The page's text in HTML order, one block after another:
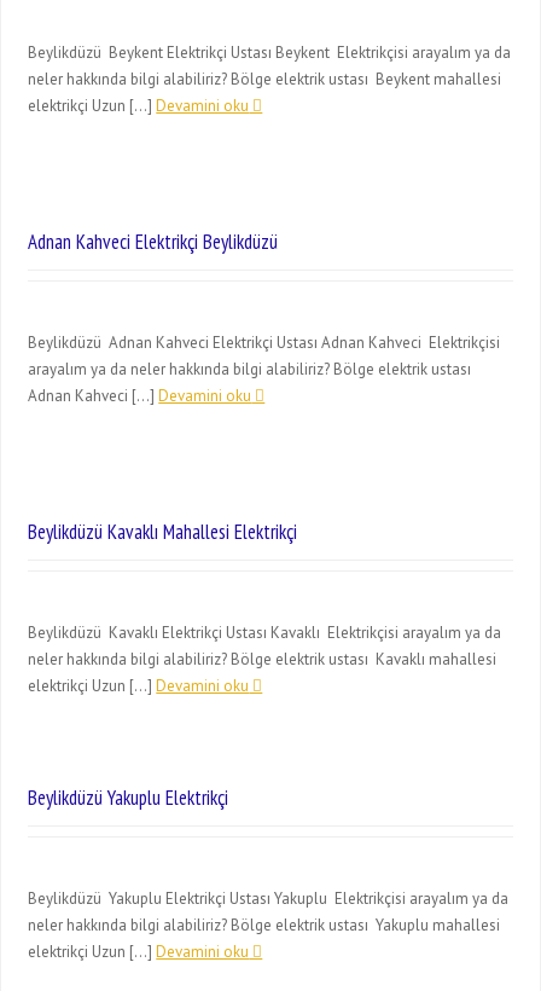
Beylikdüzü Beykent Elektrikçi Ustası Beykent Elektrikçisi arayalım ya da
neler hakkında bilgi alabiliriz? Bölge elektrik ustası Beykent mahallesi
elektrikçi Uzun […]Devamini oku
Adnan Kahveci Elektrikçi Beylikdüzü
Beylikdüzü Adnan Kahveci Elektrikçi Ustası Adnan Kahveci Elektrikçisi
arayalım ya da neler hakkında bilgi alabiliriz? Bölge elektrik ustası
Adnan Kahveci […]Devamini oku
Beylikdüzü Kavaklı Mahallesi Elektrikçi
Beylikdüzü Kavaklı Elektrikçi Ustası Kavaklı Elektrikçisi arayalım ya da
neler hakkında bilgi alabiliriz? Bölge elektrik ustası Kavaklı mahallesi
elektrikçi Uzun […]Devamini oku
Beylikdüzü Yakuplu Elektrikçi
Beylikdüzü Yakuplu Elektrikçi Ustası Yakuplu Elektrikçisi arayalım ya da
neler hakkında bilgi alabiliriz? Bölge elektrik ustası Yakuplu mahallesi
elektrikçi Uzun […]Devamini oku